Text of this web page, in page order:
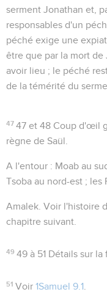
serment Jonathan et,
responsables d'un
péché exige une
être que par la mort
avoir lieu ; le péché
de la témérité du
47 47 et 48 Coup d'œil
règne de Saül.
A l'entour : Moab au
Tsoba au nord-est ; les
Amalek . Voir l'histoire
chapitre suivant.
49 49 à 51 Détails sur la
51 Voir1Samuel 9.1